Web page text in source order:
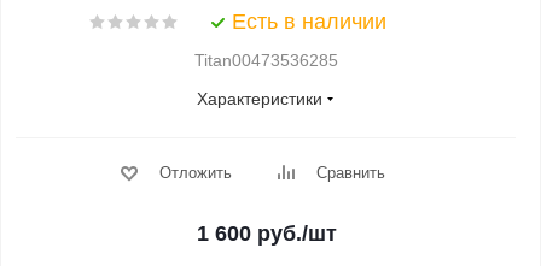
Есть в наличии
Titan00473536285
Характеристики
Отложить Сравнить
1 600руб./шт